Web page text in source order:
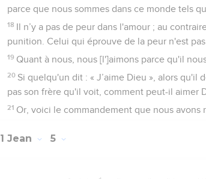
parce que nous sommes dans ce monde tels
18 Il n’y a pas de peur dans l'amour ; au
punition. Celui qui éprouve de la peur n'est pas
19 Quant à nous, nous [l']aimons parce qu'il
20 Si quelqu'un dit : « J’aime Dieu », alors
pas son frère qu'il voit, comment peut-il aimer
21 Or, voici le commandement que nous avons
1 Jean 5